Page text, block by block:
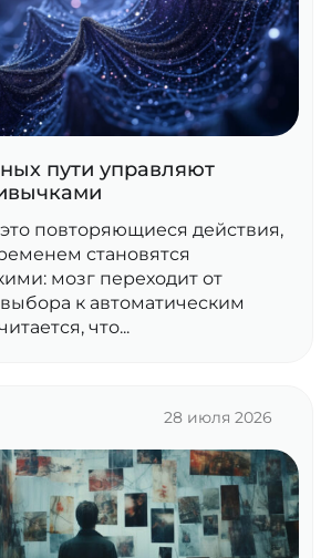
пути управляют
повторяющиеся действия,
становятся
мозг переходит от
к автоматическим
что...
28 июля 2026